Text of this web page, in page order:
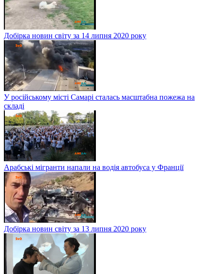
Добірка новин світу за 14 липня 2020 року
У російському місті Самарі сталась масштабна пожежа на
складі
Арабські мігранти напали на водія автобуса у Франції
Добірка новин світу за 13 липня 2020 року